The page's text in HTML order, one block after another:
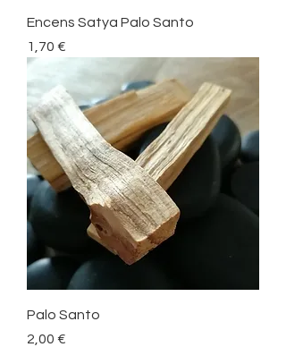
Encens Satya Palo Santo
Preis
1,70 €
Palo Santo
Preis
2,00 €